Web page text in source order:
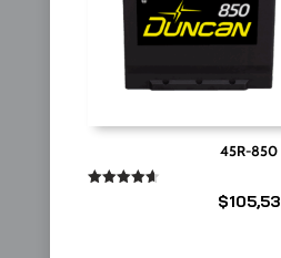
45R-850
$105,53